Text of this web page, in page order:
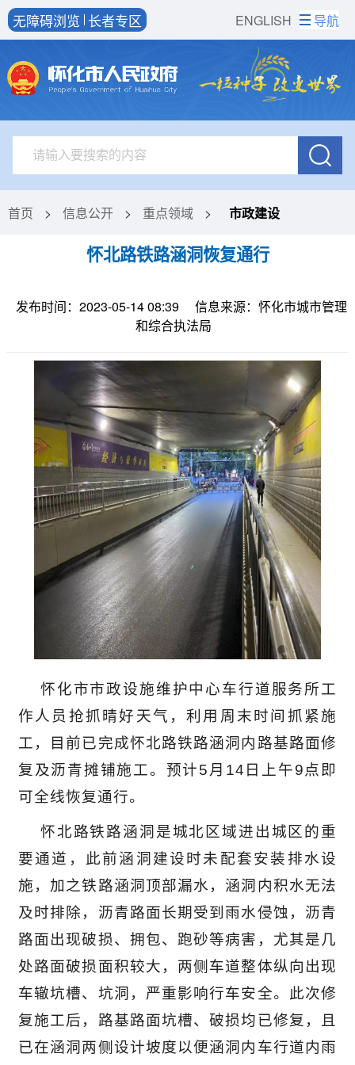
ENGLISH
无障碍浏览 长者专区 导航
首页 > 信息公开 > 重点领域 > 市政建设
怀北路铁路涵洞恢复通行
发布时间：2023-05-14 08:39
信息来源：怀化市城市管理
和综合执法局
怀化市市政设施维护中心车行道服务所工
作人员抢抓晴好天气，利用周末时间抓紧施
工，目前已完成怀北路铁路涵洞内路基路面修
复及沥青摊铺施工。预计5月14日上午9点即
可全线恢复通行。
怀北路铁路涵洞是城北区域进出城区的重
要通道，此前涵洞建设时未配套安装排水设
施，加之铁路涵洞顶部漏水，涵洞内积水无法
及时排除，沥青路面长期受到雨水侵蚀，沥青
路面出现破损、拥包、跑砂等病害，尤其是几
处路面破损面积较大，两侧车道整体纵向出现
车辙坑槽、坑洞，严重影响行车安全。此次修
复施工后，路基路面坑槽、破损均已修复，且
已在涵洞两侧设计坡度以便涵洞内车行道内雨